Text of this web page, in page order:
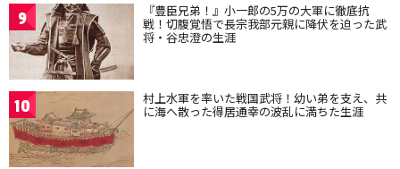
9 『豊臣兄弟！』小一郎の5万の大軍に徹底抗
戦！切腹覚悟で長宗我部元親に降伏を迫った武
将・谷忠澄の生涯
10 村上水軍を率いた戦国武将！幼い弟を支え、共
に海へ散った得居通幸の波乱に満ちた生涯